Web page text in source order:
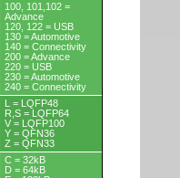
100, 101,102 =
Advance
120, 122 = USB
130 = Automotive
140 = Connectivity
200 = Advance
220 = USB
230 = Automotive
240 = Connectivity
L = LQFP48
R,S = LQFP64
V = LQFP100
Y = QFN36
Z = QFN33
C = 32kB
D = 64kB